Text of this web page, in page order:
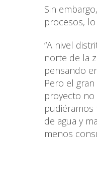
Sin
procesos,
“A nivel
norte de la
pensando
Pero el
proyecto
de agua y
menos